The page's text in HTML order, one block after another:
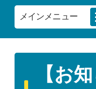
メインメニュー
【お